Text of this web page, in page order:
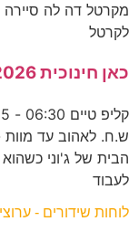
מקרטל דה לה
לקרטל
כאן חינוכית 06-08-2026
הבית של ג'וני
לעבוד
לוחות שידורים -